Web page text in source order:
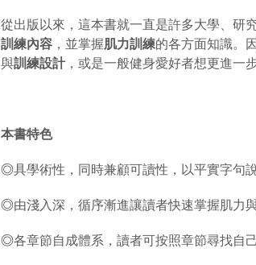
從出版以來，這本書就一直是許多大學、研
訓練內容 ，並掌握肌力訓練的各方面知識。
與訓練設計，或是一般健身愛好者想更進一
本書特色
◎具學術性，同時兼顧可讀性，以平實字句
◎由淺入深，循序漸進讓讀者快速掌握肌力
◎各章節自成體系，讀者可按照章節尋找自